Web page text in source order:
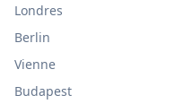
Londres
Berlin
Vienne
Budapest